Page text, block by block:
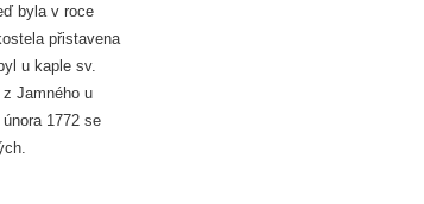
byla v roce
přistavena
u kaple sv.
Jamného u
1772 se